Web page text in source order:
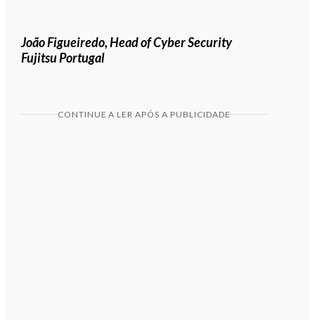
João Figueiredo, Head of Cyber Security
Fujitsu Portugal
CONTINUE A LER APÓS A PUBLICIDADE